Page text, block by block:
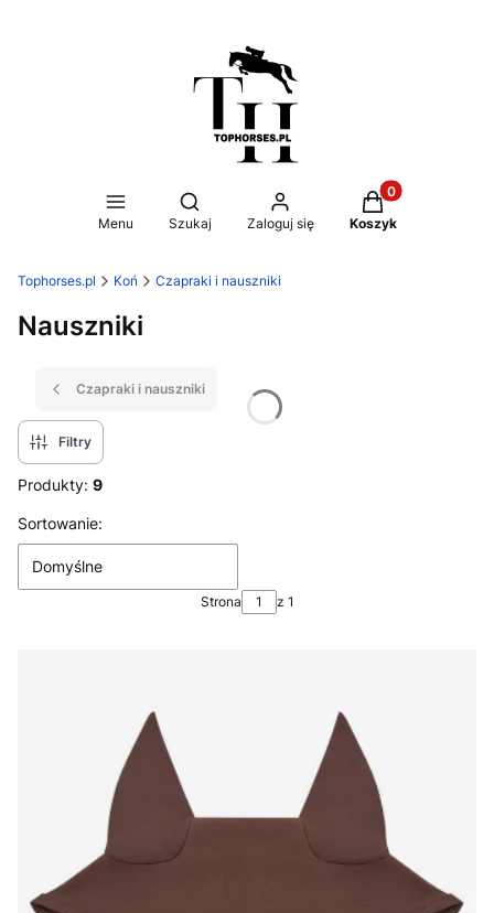
Menu
Otwórz wyszukiwarkę
Szukaj Zaloguj się
Produkty w
Koszyk
Tophorses.pl Koń Czapraki i nauszniki
Nauszniki
Czapraki i nauszniki
Filtry
Produkty: 9
Lista produktów
Sortowanie:
Domyślne
Strona z 1